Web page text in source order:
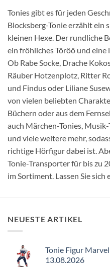
Tonies gibt es für jeden
Blocksberg-Tonie erzählt ein
kleinen Hexe. Der rundliche
ein fröhliches Töröö und eine
Ob Rabe Socke, Drache
Räuber Hotzenplotz, Ritter
und Findus oder Liliane
von vielen beliebten
Büchern oder aus dem
auch Märchen-Tonies,
und viele weitere mehr,
richtige Hörfigur dabei ist.
Tonie-Transporter für bis zu
im Sortiment. Lassen Sie
NEUESTE ARTIKEL
Tonie Figur
13.08.2026